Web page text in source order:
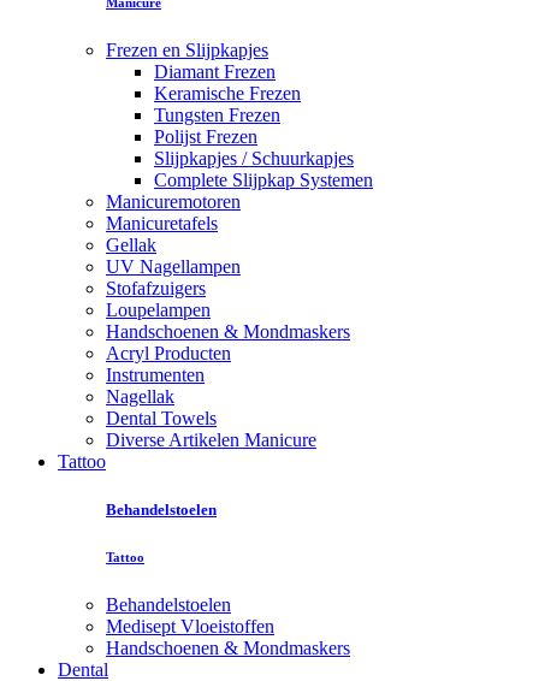
Manicure
Frezen en Slijpkapjes
Diamant Frezen
Keramische Frezen
Tungsten Frezen
Polijst Frezen
Slijpkapjes / Schuurkapjes
Complete Slijpkap Systemen
Manicuremotoren
Manicuretafels
Gellak
UV Nagellampen
Stofafzuigers
Loupelampen
Handschoenen & Mondmaskers
Acryl Producten
Instrumenten
Nagellak
Dental Towels
Diverse Artikelen Manicure
Tattoo
Behandelstoelen
Tattoo
Behandelstoelen
Medisept Vloeistoffen
Handschoenen & Mondmaskers
Dental